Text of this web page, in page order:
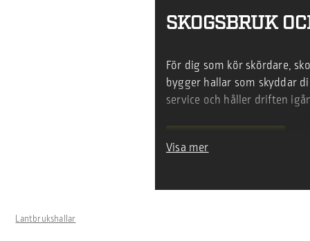
SKOGSBRUK
För dig som kör skördare,
bygger hallar som skyddar
service och håller driften
BE OM OFFERT
Visa mer
Lantbrukshallar